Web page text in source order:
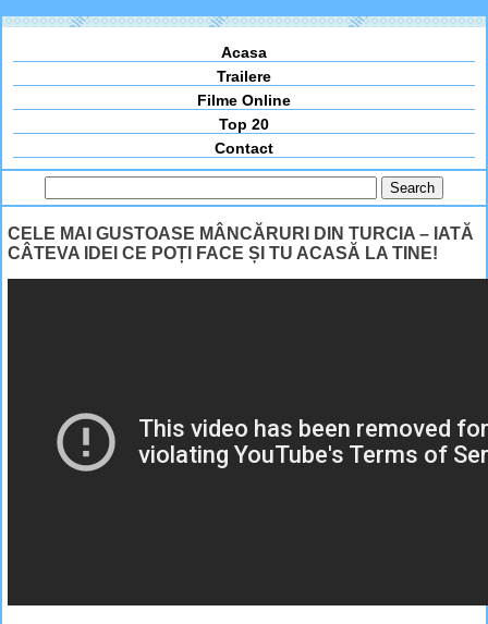
Acasa
Trailere
Filme Online
Top 20
Contact
CELE MAI GUSTOASE MÂNCĂRURI DIN TURCIA – IATĂ
CÂTEVA IDEI CE POȚI FACE ȘI TU ACASĂ LA TINE!